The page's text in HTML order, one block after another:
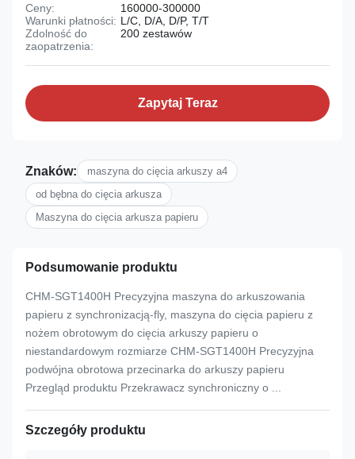
Ceny:
160000-300000
Warunki płatności: L/C, D/A, D/P, T/T
Zdolność do
zaopatrzenia:
200 zestawów
Zapytaj Teraz
Znaków:
maszyna do cięcia arkuszy a4
od bębna do cięcia arkusza
Maszyna do cięcia arkusza papieru
Podsumowanie produktu
CHM-SGT1400H Precyzyjna maszyna do arkuszowania
papieru z synchronizacją-fly, maszyna do cięcia papieru z
nożem obrotowym do cięcia arkuszy papieru o
niestandardowym rozmiarze CHM-SGT1400H Precyzyjna
podwójna obrotowa przecinarka do arkuszy papieru
Przegląd produktu Przekrawacz synchroniczny o ...
Szczegóły produktu